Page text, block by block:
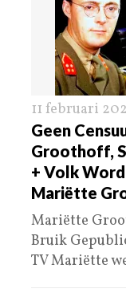
11 februari
Geen
Groothoff,
+ Volk
Mariëtte
Mariëtte
Bruik
TV Mariëtte